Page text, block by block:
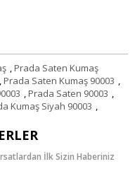
,Prada Saten Kumaş
,Prada Saten Kumaş 90003 ,
,Prada Saten 90003 ,
Kumaş Siyah 90003 ,
İlk Sizin Haberiniz